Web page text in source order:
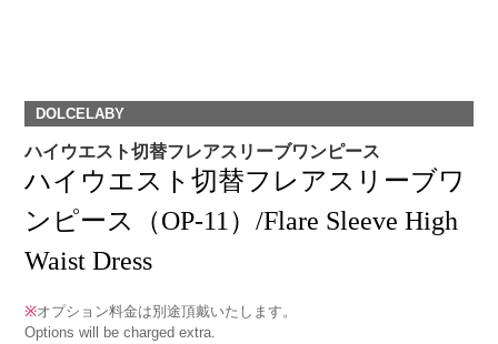
DOLCELABY
ハイウエスト切替フレアスリーブワンピース
ハイウエスト切替フレアスリーブワ
ンピース（OP-11）/Flare Sleeve High
Waist Dress
※オプション料金は別途頂戴いたします。
Options will be charged extra.